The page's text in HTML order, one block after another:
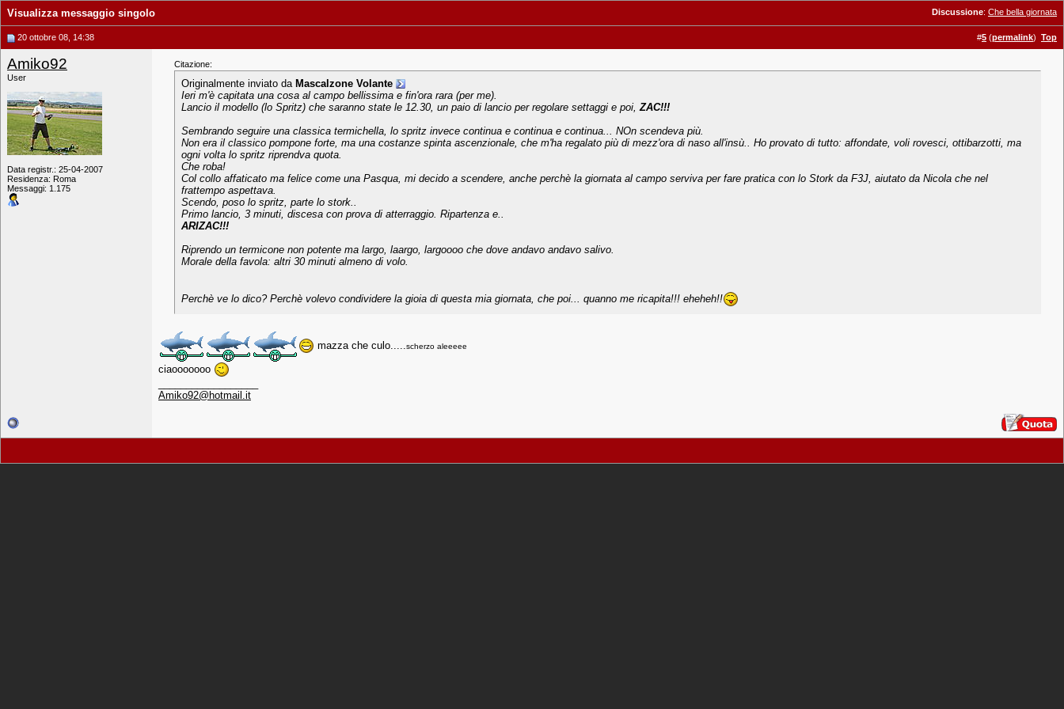
Discussione: Che bella giornata
Visualizza messaggio singolo
20 ottobre 08, 14:38 #5 (permalink) Top
Amiko92
User
Data registr.: 25-04-2007
Residenza: Roma
Messaggi: 1.175
Citazione:
Originalmente inviato da Mascalzone Volante
Ieri m'è capitata una cosa al campo bellissima e fin'ora rara (per me).
Lancio il modello (lo Spritz) che saranno state le 12.30, un paio di lancio per regolare settaggi e poi,ZAC!!!
Sembrando seguire una classica termichella, lo spritz invece continua e continua e continua... NOn scendeva più.
Non era il classico pompone forte, ma una costanze spinta ascenzionale, che m'ha regalato più di mezz'ora di naso all'insù.. Ho provato di tutto: affondate, voli rovesci, ottibarzotti, ma
ogni volta lo spritz riprendva quota.
Che roba!
Col collo affaticato ma felice come una Pasqua, mi decido a scendere, anche perchè la giornata al campo serviva per fare pratica con lo Stork da F3J, aiutato da Nicola che nel
frattempo aspettava.
Scendo, poso lo spritz, parte lo stork..
Primo lancio, 3 minuti, discesa con prova di atterraggio. Ripartenza e..
ARIZAC!!!
Riprendo un termicone non potente ma largo, laargo, largoooo che dove andavo andavo salivo.
Morale della favola: altri 30 minuti almeno di volo.
Perchè ve lo dico? Perchè volevo condividere la gioia di questa mia giornata, che poi... quanno me ricapita!!! eheheh!!
mazza che culo..... scherzo aleeeee
ciaooooooo
Amiko92@hotmail.it